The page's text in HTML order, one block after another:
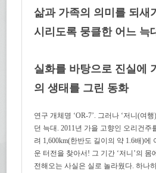
삶과 가족의 의미를 되새
시리도록 뭉클한 어느 늑
실화를 바탕으로 진실에
의 생태를 그린 동화
연구 개체명 ‘OR-7’. 그러나 ‘저니(여
던 늑대. 2011년 가을 고향인 오리건주
려 1,600km(한반도 길이의 약 1.6배)에
운 터전을 찾아서! 그 기간 ‘저니’의
전해오는 사실은 실로 놀라웠다. 하나